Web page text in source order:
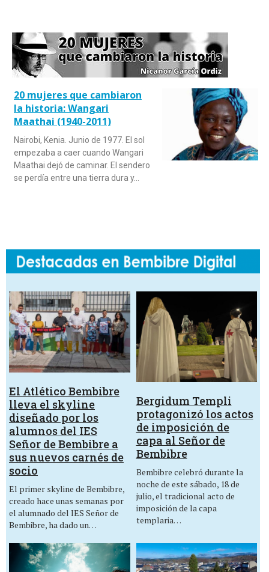
20 mujeres que cambiaron
la historia: Wangari
Maathai (1940-2011)
Nairobi, Kenia. Junio de 1977. El sol
empezaba a caer cuando Wangari
Maathai dejó de caminar. El sendero
se perdía entre una tierra dura y…
El Atlético Bembibre
lleva el skyline
diseñado por los
alumnos del IES
Señor de Bembibre a
sus nuevos carnés de
socio
El primer skyline de Bembibre,
creado hace unas semanas por
el alumnado del IES Señor de
Bembibre, ha dado un…
Bergidum Templi
protagonizó los actos
de imposición de
capa al Señor de
Bembibre
Bembibre celebró durante la
noche de este sábado, 18 de
julio, el tradicional acto de
imposición de la capa
templaria…